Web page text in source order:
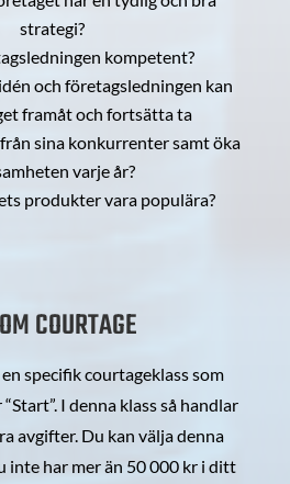
strategi?
kompetent?
och företagsledningen kan
framåt och fortsätta ta
sina konkurrenter samt öka
varje år?
produkter vara populära?
COURTAGE
specifik courtageklass som
I denna klass så handlar
avgifter. Du kan välja denna
inte har mer än 50 000 kr i ditt